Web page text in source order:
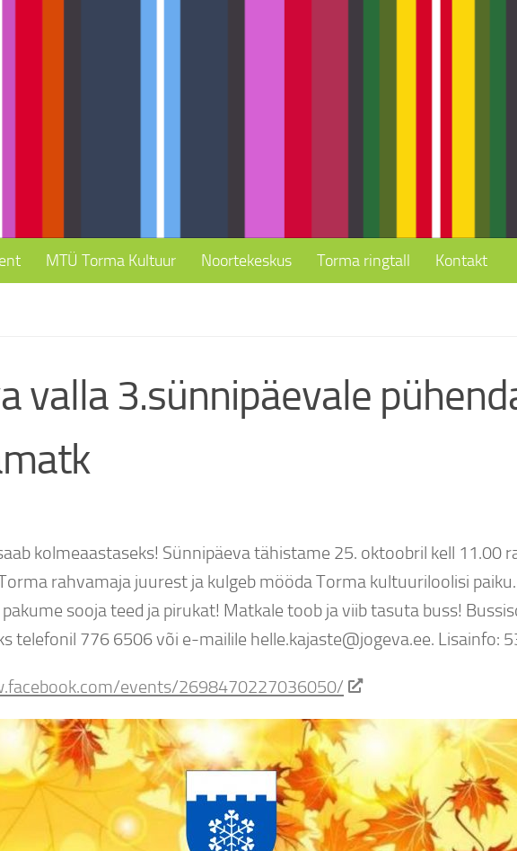
MTÜ Torma Kultuur Noortekeskus Torma ringtall Kontakt
valla 3.sünnipäevale
kolmeaastaseks! Sünnipäeva tähistame 25. oktoobril kell 11.00
rahvamaja juurest ja kulgeb mööda Torma kultuuriloolisi
sooja teed ja pirukat! Matkale toob ja viib tasuta buss!
telefonil 776 6506 või e-mailile helle.kajaste@jogeva.ee. Lisainfo:
events/2698470227036050/